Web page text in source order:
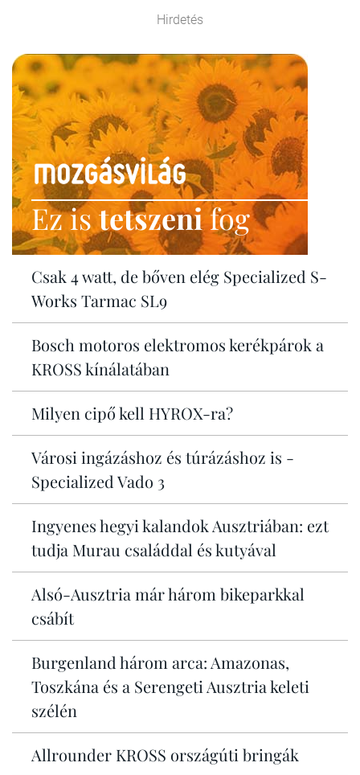
Hirdetés
Ez istetszenifog
Csak 4 watt, de bőven elég Specialized S-
Works Tarmac SL9
Bosch motoros elektromos kerékpárok a
KROSS kínálatában
Milyen cipő kell HYROX-ra?
Városi ingázáshoz és túrázáshoz is -
Specialized Vado 3
Ingyenes hegyi kalandok Ausztriában: ezt
tudja Murau családdal és kutyával
Alsó-Ausztria már három bikeparkkal
csábít
Burgenland három arca: Amazonas,
Toszkána és a Serengeti Ausztria keleti
szélén
Allrounder KROSS országúti bringák